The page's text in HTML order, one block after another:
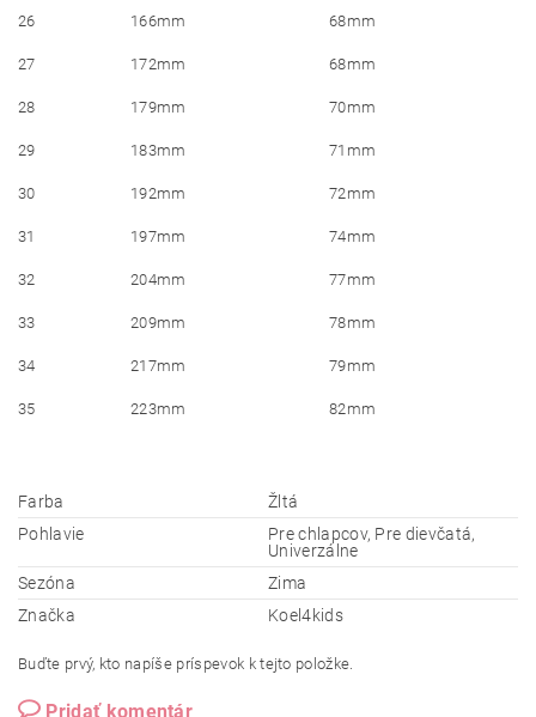
26 166mm 68mm
27 172mm 68mm
28 179mm 70mm
29 183mm 71mm
30 192mm 72mm
31 197mm 74mm
32 204mm 77mm
33 209mm 78mm
34 217mm 79mm
35 223mm 82mm
Farba
Žltá
Pohlavie
Pre chlapcov, Pre dievčatá,
Univerzálne
Sezóna
Zima
Značka
Koel4kids
Buďte prvý, kto napíše príspevok k tejto položke.
Pridať komentár